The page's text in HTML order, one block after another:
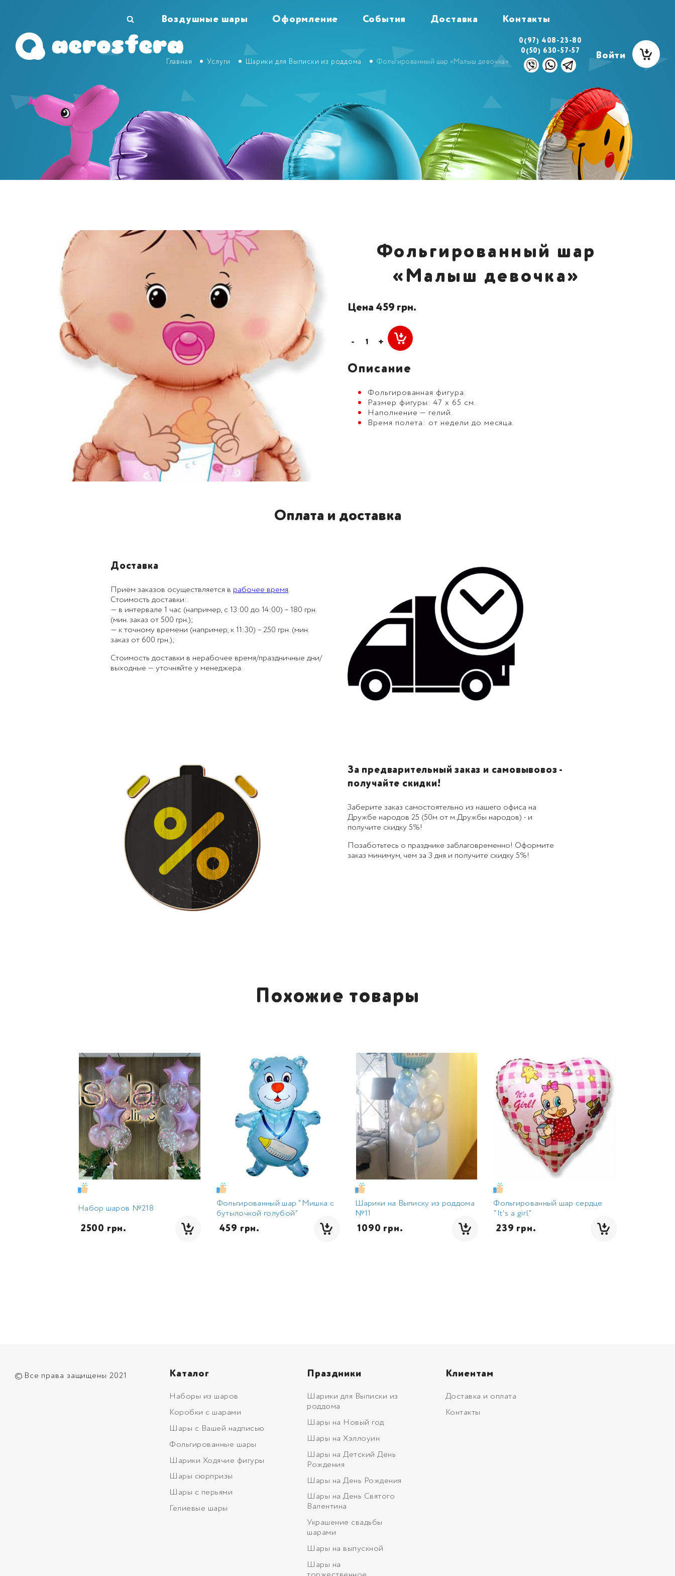
Воздушные шары Оформление События Доставка Контакты
0(97) 408-23-80
0(50) 630-57-57
Войти
Главная Услуги Шарики для Выписки из роддома Фольгированный шар «Малыш девочка»
Фольгированный шар
«Малыш девочка»
Цена 459 грн.
- +
Описание
Фольгированная фигура.
Размер фигуры: 47 х 65 см.
Наполнение — гелий.
Время полета: от недели до месяца.
Оплата и доставка
Доставка
Приём заказов осуществляется в рабочее время.
Стоимость доставки:
— в интервале 1 час (например, с 13:00 до 14:00) – 180 грн.
(мин. заказ от 500 грн.);
— к точному времени (например, к 11:30) – 250 грн. (мин.
заказ от 600 грн.);
Стоимость доставки в нерабочее время/праздничные дни/
выходные — уточняйте у менеджера.
За предварительный заказ и самовывовоз -
получайте скидки!
Заберите заказ самостоятельно из нашего офиса на
Дружбе народов 25 (50м от м.Дружбы народов) - и
получите скидку 5%!
Позаботьтесь о празднике заблаговременно! Оформите
заказ минимум, чем за 3 дня и получите скидку 5%!
Похожие товары
Набор шаров №218
2500 грн.
Фольгированный шар "Мишка с
бутылочкой голубой"
459 грн.
Шарики на Выписку из роддома
№11
1090 грн.
Фольгированный шар сердце
"It's a girl"
239 грн.
©Все права защищены 2021 Каталог
Наборы из шаров
Коробки с шарами
Шары с Вашей надписью
Фольгированные шары
Шарики Ходячие фигуры
Шары сюрпризы
Шары с перьями
Гелиевые шары
Праздники
Шарики для Выписки из
роддома
Шары на Новый год
Шары на Хэллоуин
Шары на Детский День
Рождения
Шары на День Рождения
Шары на День Святого
Валентина
Украшение свадьбы
шарами
Шары на выпускной
Шары на
Клиентам
Доставка и оплата
Контакты